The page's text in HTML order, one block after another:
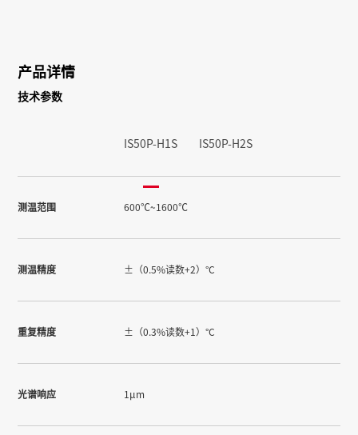
产品详情
技术参数
IS50P-H1S IS50P-H2S
测温范围 600℃~1600℃
测温精度 ±（0.5%读数+2）°C
重复精度 ±（0.3%读数+1）°C
光谱响应 1μm